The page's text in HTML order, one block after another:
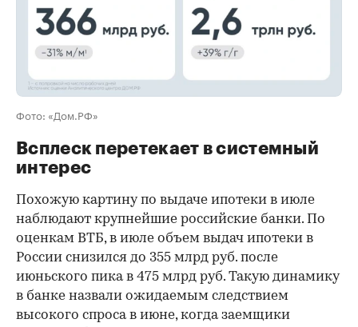
Фото: «Дом.РФ»
Всплеск перетекает в системный
интерес
Похожую картину по выдаче ипотеки в июле
наблюдают крупнейшие российские банки. По
оценкам ВТБ, в июле объем выдач ипотеки в
России снизился до 355 млрд руб. после
июньского пика в 475 млрд руб. Такую динамику
в банке назвали ожидаемым следствием
высокого спроса в июне, когда заемщики